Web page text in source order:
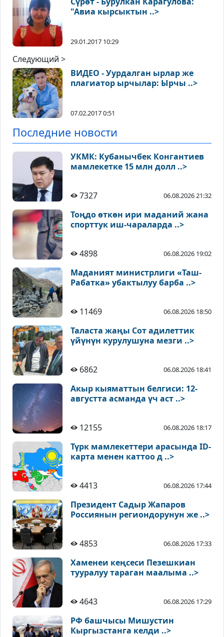
"Авиа кырсыктын ..>
29.01.2017 10:29
Следующий >
ВИДЕО - Уурдалган ырлар же
плагиатор ырчылар: Ырчы ..>
07.02.2017 0:51
Последние новости
УКМК: Кубанычбек Конгантиев
мамлекетке 15 млн долл ..>
7327 06.08.2026 21:32
Тоңдо өткөн ири маданий жана
спорттук иш-чараларда ..>
4898 06.08.2026 19:02
Маданият министрлиги «Таш-
Рабатка» убактылуу барба ..>
11469 06.08.2026 18:50
Таласта жаңы Сот адилеттик
үйүнүн курулушуна мезги ..>
6862 06.08.2026 18:41
Акыр кыяматтын белгиси: 12-
августта асманда үч аст ..>
12155 06.08.2026 18:17
Түрк мамлекеттери арасында ID-
карта менен каттоо д ..>
4413 06.08.2026 17:44
Президент Садыр Жапаров
Россиянын региондорунун же ..>
4853 06.08.2026 17:33
Хаменеи кеңсеси Пезешкиан
тууралуу тараган маалыма ..>
4643 06.08.2026 17:29
РФ башчысы Мишустин
Кыргызстанга келди ..>